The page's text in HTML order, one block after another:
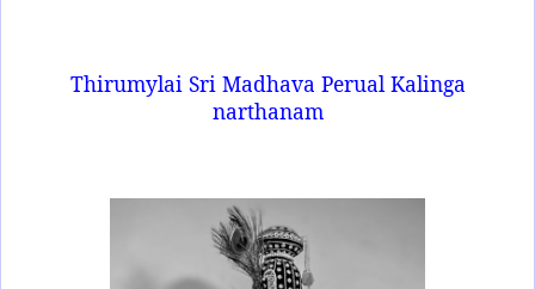
Thirumylai Sri Madhava Perual Kalinga
narthanam